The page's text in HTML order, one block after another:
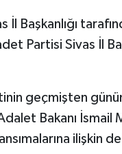
İl Başkanlığı
Partisi Sivas İl
geçmişten
Bakanı
ilişkin